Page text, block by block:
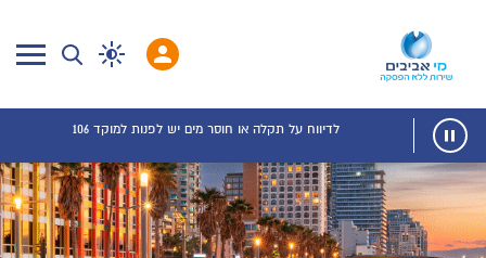
לדיווח על תקלה או חוסר מים יש לפנות למוקד 106